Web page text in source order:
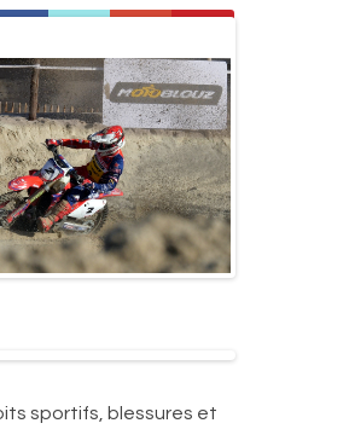
sportifs, blessures et